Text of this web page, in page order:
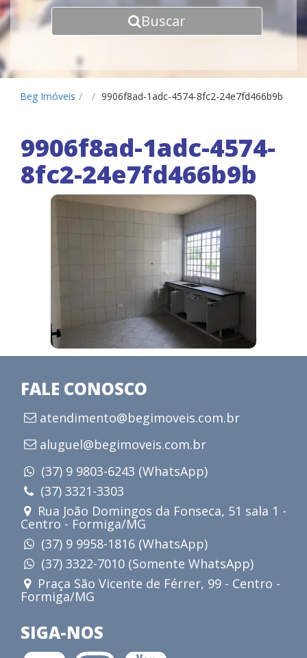
Buscar
Beg Imóveis / / 9906f8ad-1adc-4574-8fc2-24e7fd466b9b
9906f8ad-1adc-4574-
8fc2-24e7fd466b9b
FALE CONOSCO
atendimento@begimoveis.com.br
aluguel@begimoveis.com.br
(37) 9 9803-6243 (WhatsApp)
(37) 3321-3303
Rua João Domingos da Fonseca, 51 sala 1 -
Centro - Formiga/MG
(37) 9 9958-1816 (WhatsApp)
(37) 3322-7010 (Somente WhatsApp)
Praça São Vicente de Férrer, 99 - Centro -
Formiga/MG
SIGA-NOS